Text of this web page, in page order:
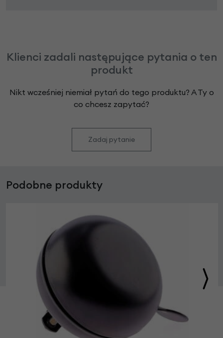
Klienci zadali następujące pytania o ten
produkt
Nikt wcześniej niemiał pytań do tego produktu? A Ty o
co chcesz zapytać?
Zadaj pytanie
Podobne produkty